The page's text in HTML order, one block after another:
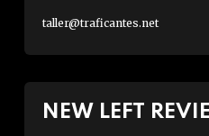
taller@traficantes.net
NEW LEFT